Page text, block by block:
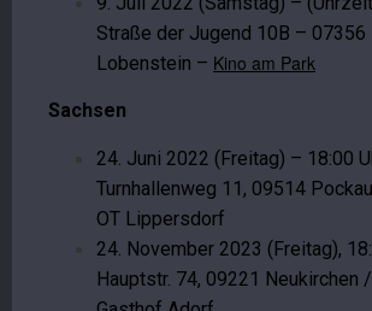
Straße der Jugend 10B – 07356
Lobenstein – Kino am Park
Sachsen
24. Juni 2022 (Freitag) – 18:00
Turnhallenweg 11, 09514
OT Lippersdorf
24. November 2023 (Freitag),
Hauptstr. 74, 09221 Neukirchen